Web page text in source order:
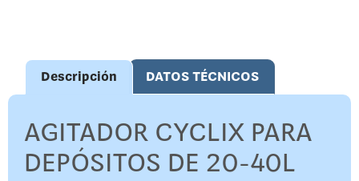
Descripción DATOS TÉCNICOS
AGITADOR CYCLIX PARA
DEPÓSITOS DE 20-40L